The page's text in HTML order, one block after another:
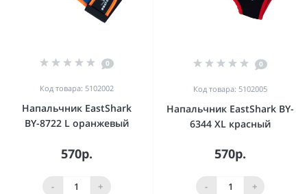
0
Код товара: 5102002
Напальчник EastShark
BY-8722 L оранжевый
570р.
- +
0
Код товара: 5102005
Напальчник EastShark BY-
6344 XL красный
570р.
- +